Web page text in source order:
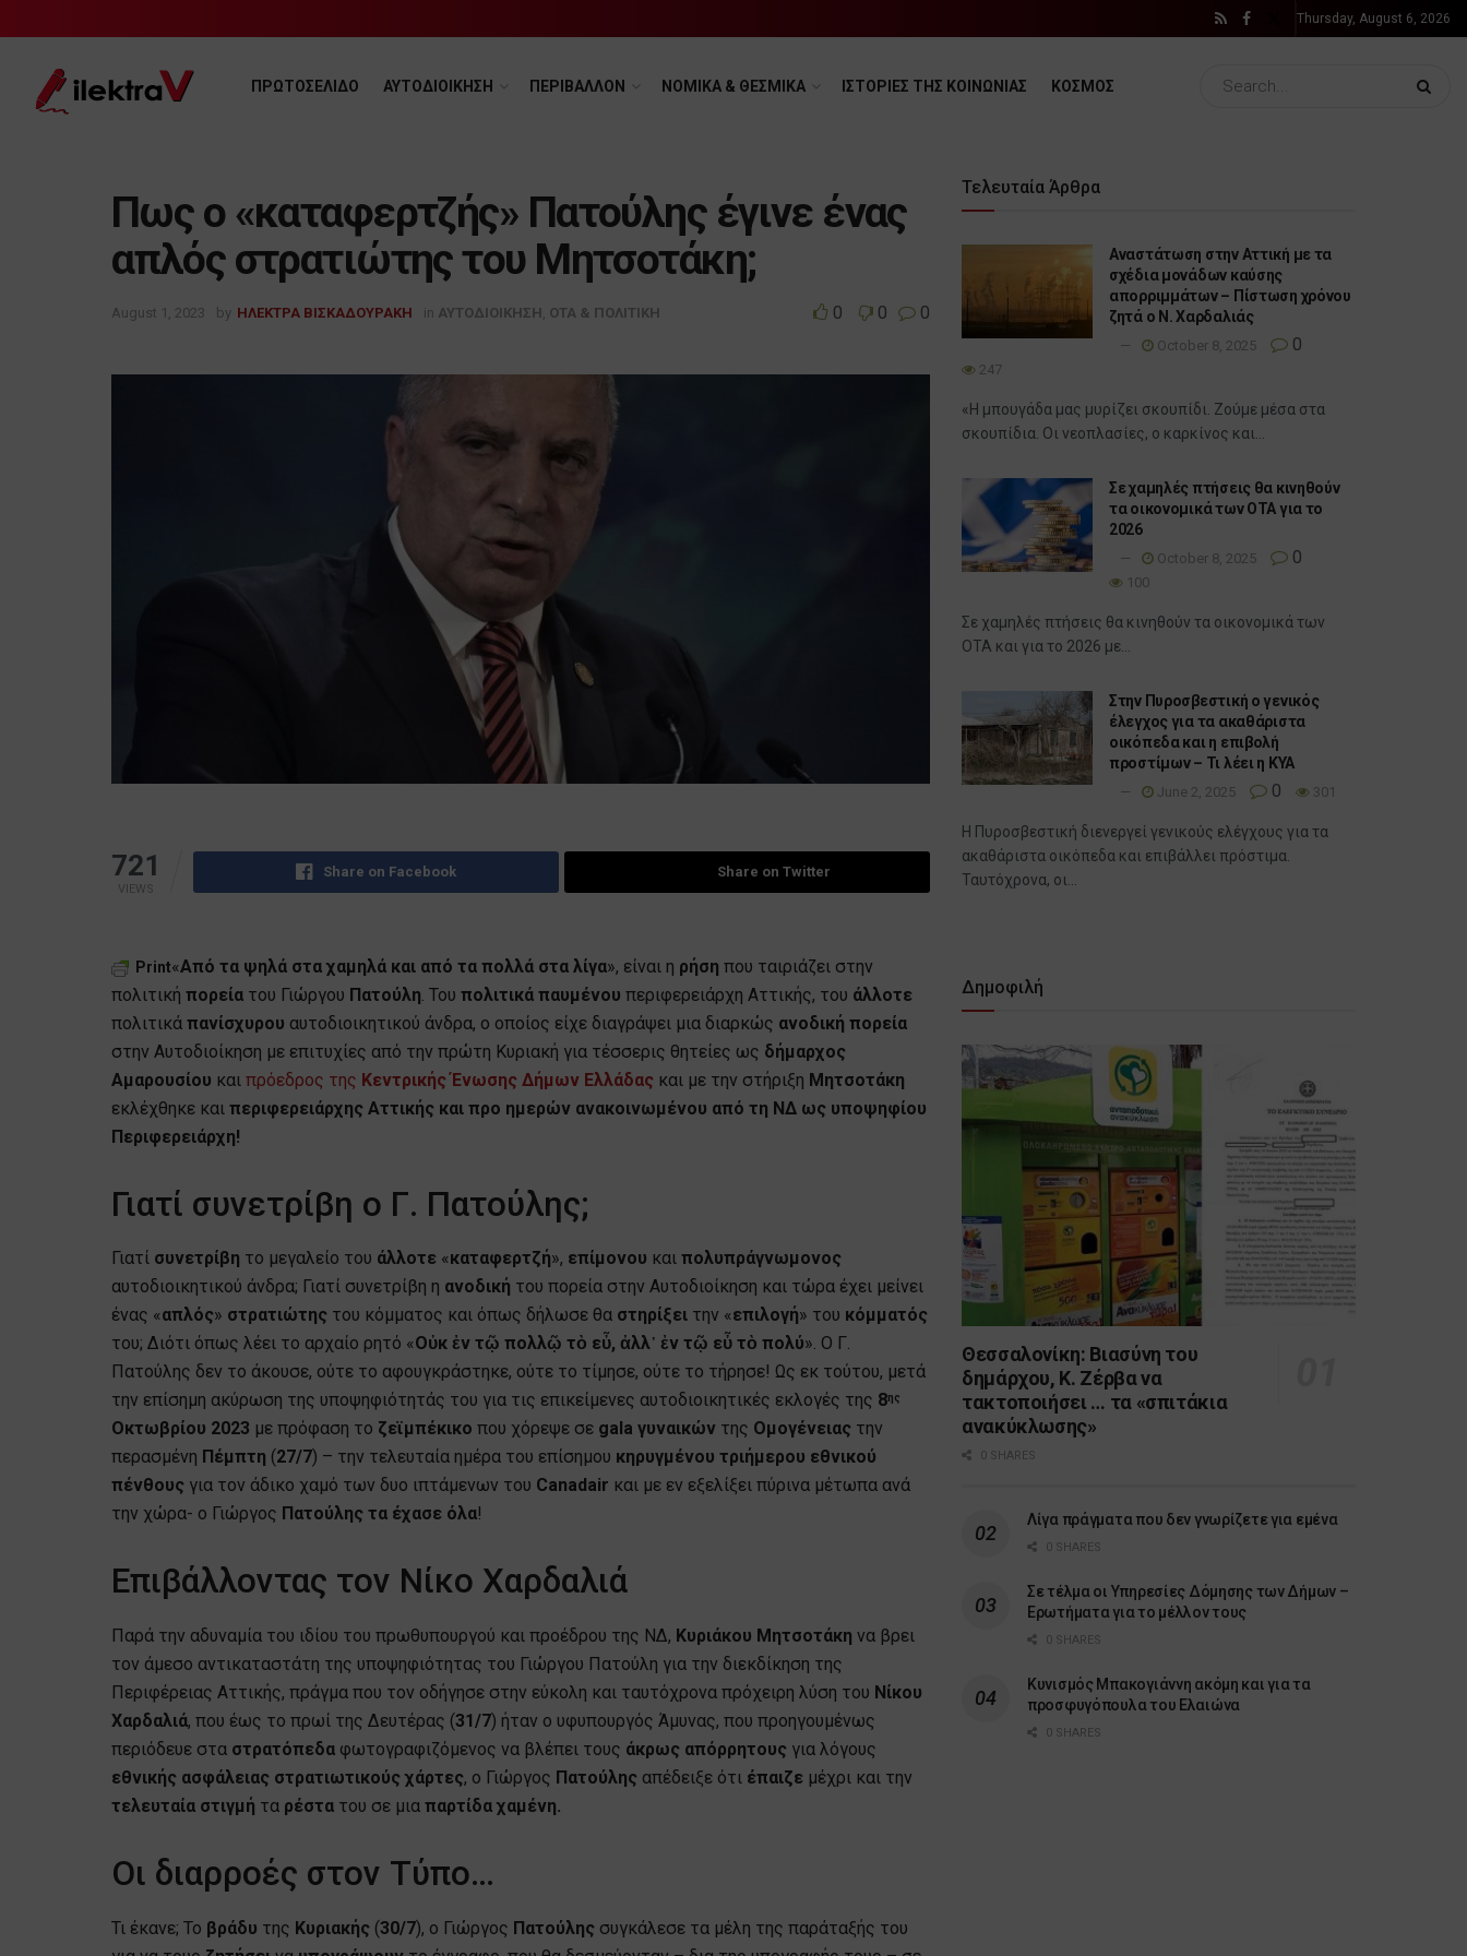
Thursday, August 6, 2026
ΠΡΩΤΟΣΕΛΙΔΟ ΑΥΤΟΔΙΟΙΚΗΣΗ ΠΕΡΙΒΑΛΛΟΝ ΝΟΜΙΚΑ & ΘΕΣΜΙΚΑ ΙΣΤΟΡΙΕΣ ΤΗΣ ΚΟΙΝΩΝΙΑΣ ΚΟΣΜΟΣ
Πως ο «καταφερτζής» Πατούλης έγινε ένας
απλός στρατιώτης του Μητσοτάκη;
August 1, 2023 by ΗΛΕΚΤΡΑ ΒΙΣΚΑΔΟΥΡΑΚΗ in ΑΥΤΟΔΙΟΙΚΗΣΗ ΟΤΑ & ΠΟΛΙΤΙΚΗ 0 0 0
721
VIEWS
Share on Facebook Share on Twitter
Print«Από τα ψηλά στα χαμηλά και από τα πολλά στα λίγα», είναι η ρήση που ταιριάζει στην
πολιτική πορεία του Γιώργου Πατούλη . Του πολιτικά παυμένου περιφερειάρχη Αττικής, του άλλοτε
πολιτικά πανίσχυρου αυτοδιοικητικού άνδρα, ο οποίος είχε διαγράψει μια διαρκώς ανοδική πορεία
στην Αυτοδιοίκηση με επιτυχίες από την πρώτη Κυριακή για τέσσερις θητείες ως δήμαρχος
Αμαρουσίου και πρόεδρος της Κεντρικής Ένωσης Δήμων Ελλάδας και με την στήριξη Μητσοτάκη
εκλέχθηκε και περιφερειάρχης Αττικής και προ ημερών ανακοινωμένου από τη ΝΔ ως υποψηφίου
Περιφερειάρχη!
Γιατί συνετρίβη ο Γ. Πατούλης;
Γιατί συνετρίβη το μεγαλείο του άλλοτε «καταφερτζή», επίμονου και πολυπράγνωμονος
αυτοδιοικητικού άνδρα; Γιατί συνετρίβη η ανοδική του πορεία στην Αυτοδιοίκηση και τώρα έχει μείνει
ένας «απλός» στρατιώτης του κόμματος και όπως δήλωσε θα στηρίξει την «επιλογή» του κόμματός
του; Διότι όπως λέει το αρχαίο ρητό «Οὐκ ἐν τῷ πολλῷ τὸ εὖ, ἀλλ᾿ ἐν τῷ εὖ τὸ πολύ». Ο Γ.
Πατούλης δεν το άκουσε, ούτε το αφουγκράστηκε, ούτε το τίμησε, ούτε το τήρησε! Ως εκ τούτου, μετά
την επίσημη ακύρωση της υποψηφιότητάς του για τις επικείμενες αυτοδιοικητικές εκλογές της 8ης
Οκτωβρίου 2023 με πρόφαση το ζεϊμπέκικο που χόρεψε σε gala γυναικών της Ομογένειας την
περασμένη Πέμπτη (27/7) – την τελευταία ημέρα του επίσημου κηρυγμένου τριήμερου εθνικού
πένθους για τον άδικο χαμό των δυο ιπτάμενων του Canadair και με εν εξελίξει πύρινα μέτωπα ανά
την χώρα- ο Γιώργος Πατούλης τα έχασε όλα!
Επιβάλλοντας τον Νίκο Χαρδαλιά
Παρά την αδυναμία του ιδίου του πρωθυπουργού και προέδρου της ΝΔ, Κυριάκου Μητσοτάκη να βρει
τον άμεσο αντικαταστάτη της υποψηφιότητας του Γιώργου Πατούλη για την διεκδίκηση της
Περιφέρειας Αττικής, πράγμα που τον οδήγησε στην εύκολη και ταυτόχρονα πρόχειρη λύση του Νίκου
Χαρδαλιά, που έως το πρωί της Δευτέρας (31/7) ήταν ο υφυπουργός Άμυνας, που προηγουμένως
περιόδευε στα στρατόπεδα φωτογραφιζόμενος να βλέπει τους άκρως απόρρητους για λόγους
εθνικής ασφάλειας στρατιωτικούς χάρτες, ο Γιώργος Πατούλης απέδειξε ότι έπαιζε μέχρι και την
τελευταία στιγμή τα ρέστα του σε μια παρτίδα χαμένη.
Οι διαρροές στον Τύπο…
Τι έκανε; Το βράδυ της Κυριακής (30/7), ο Γιώργος Πατούλης συγκάλεσε τα μέλη της παράταξής του
Τελευταία Άρθρα
Αναστάτωση στην Αττική με τα
σχέδια μονάδων καύσης
απορριμμάτων – Πίστωση χρόνου
ζητά ο Ν. Χαρδαλιάς
October 8, 2025 0
247
«Η μπουγάδα μας μυρίζει σκουπίδι. Ζούμε μέσα στα
σκουπίδια. Οι νεοπλασίες, ο καρκίνος και...
Σε χαμηλές πτήσεις θα κινηθούν
τα οικονομικά των ΟΤΑ για το
2026
October 8, 2025 0
100
Σε χαμηλές πτήσεις θα κινηθούν τα οικονομικά των
ΟΤΑ και για το 2026 με...
Στην Πυροσβεστική ο γενικός
έλεγχος για τα ακαθάριστα
οικόπεδα και η επιβολή
προστίμων – Τι λέει η ΚΥΑ
June 2, 2025 0 301
Η Πυροσβεστική διενεργεί γενικούς ελέγχους για τα
ακαθάριστα οικόπεδα και επιβάλλει πρόστιμα.
Ταυτόχρονα, οι...
Δημοφιλή
Θεσσαλονίκη: Βιασύνη του
δημάρχου, Κ. Ζέρβα να
τακτοποιήσει … τα «σπιτάκια
ανακύκλωσης»
0 SHARES
Λίγα πράγματα που δεν γνωρίζετε για εμένα
0 SHARES
Σε τέλμα οι Υπηρεσίες Δόμησης των Δήμων –
Ερωτήματα για το μέλλον τους
0 SHARES
Κυνισμός Μπακογιάννη ακόμη και για τα
προσφυγόπουλα του Ελαιώνα
0 SHARES